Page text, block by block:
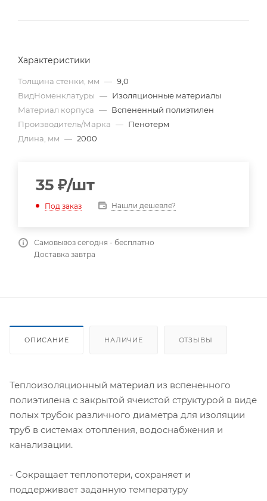
Характеристики
Толщина стенки, мм — 9,0
ВидНоменклатуры — Изоляционные материалы
Материал корпуса — Вспененный полиэтилен
Производитель/Марка — Пенотерм
Длина, мм — 2000
35 ₽/шт
Под заказ Нашли дешевле?
Самовывоз сегодня - бесплатно
Доставка завтра
ОПИСАНИЕ НАЛИЧИЕ ОТЗЫВЫ
Теплоизоляционный материал из вспененного
полиэтилена с закрытой ячеистой структурой в виде
полых трубок различного диаметра для изоляции
труб в системах отопления, водоснабжения и
канализации.
- Сокращает теплопотери, сохраняет и
поддерживает заданную температуру